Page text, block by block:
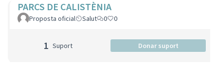
PARCS DE CALISTÈNIA
Proposta oficial Salut 0 0
1 Suport Donar suport